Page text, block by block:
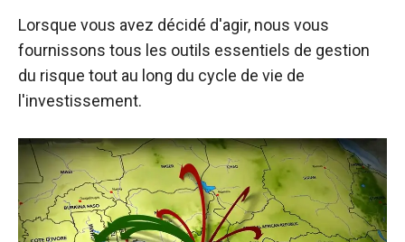
Lorsque vous avez décidé d'agir, nous vous
fournissons tous les outils essentiels de gestion
du risque tout au long du cycle de vie de
l'investissement.